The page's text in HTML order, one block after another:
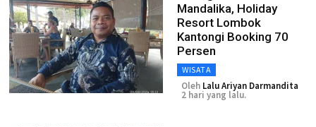
Mandalika, Holiday
Resort Lombok
Kantongi Booking 70
Persen
WISATA
Oleh Lalu Ariyan Darmandita
2 hari yang lalu.